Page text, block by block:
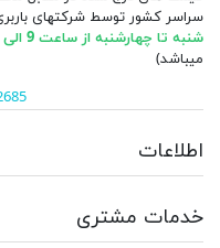
سراسر کشور توسط شرکتهای
شنبه تا چهارشنبه از ساعت 9 الی 17
میباشد)
اطلاعات
خدمات مشتری